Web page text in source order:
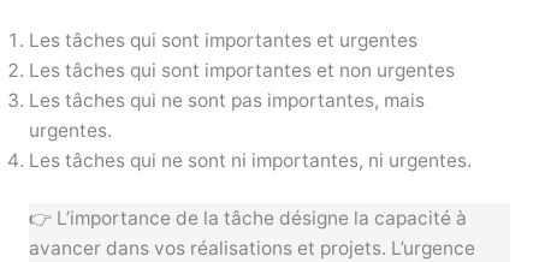
Les tâches qui sont importantes et urgentes
Les tâches qui sont importantes et non urgentes
Les tâches qui ne sont pas importantes, mais
urgentes.
Les tâches qui ne sont ni importantes, ni urgentes.
👉 L’importance de la tâche désigne la capacité à
avancer dans vos réalisations et projets. L’urgence